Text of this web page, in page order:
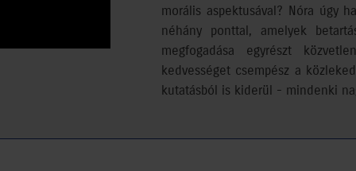
morális aspektusával? Nóra úgy
néhány ponttal, amelyek
megfogadása egyrészt
kedvességet csempész a
kutatásból is kiderül - mindenki